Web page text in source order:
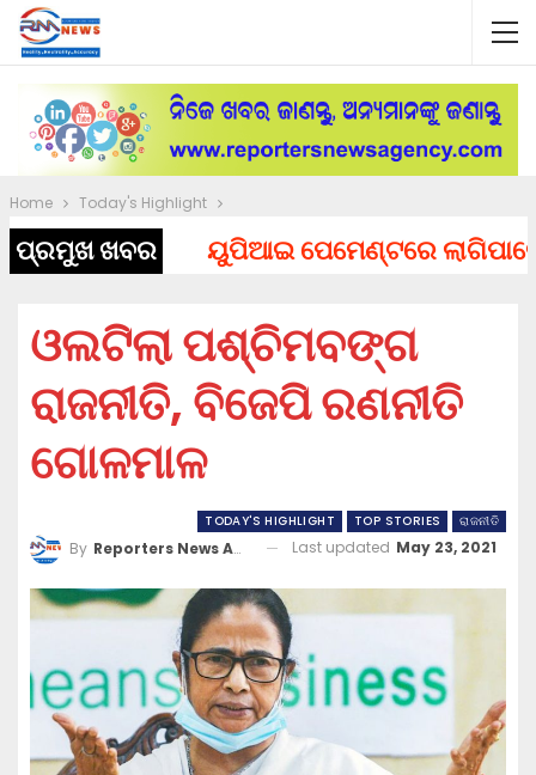
Home Today's Highlight
ପ୍ରମୁଖ ଖବର ୟୁପିଆଇ ପେମେଣ୍ଟରେ ଲାଗିପାରେ
ଓଲଟିଲା ପଶ୍ଚିମବଙ୍ଗ
ରାଜନୀତି, ବିଜେପି ରଣନୀତି
ଗୋଳମାଳ
TODAY'S HIGHLIGHT TOP STORIES ରାଜନୀତି
By Reporters News Agency Last updated May 23, 2021